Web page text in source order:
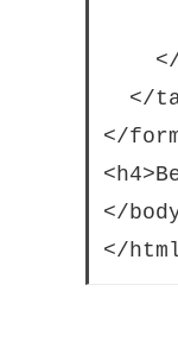
</
</
</